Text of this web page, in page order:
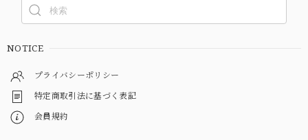
NOTICE
プライバシーポリシー
特定商取引法に基づく表記
会員規約